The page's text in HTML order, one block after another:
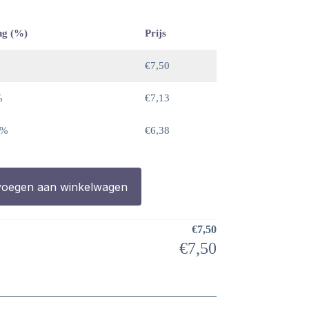
(%) Prijs
€7,50
€7,13
€6,38
aan winkelwagen
€7,50
€7,50